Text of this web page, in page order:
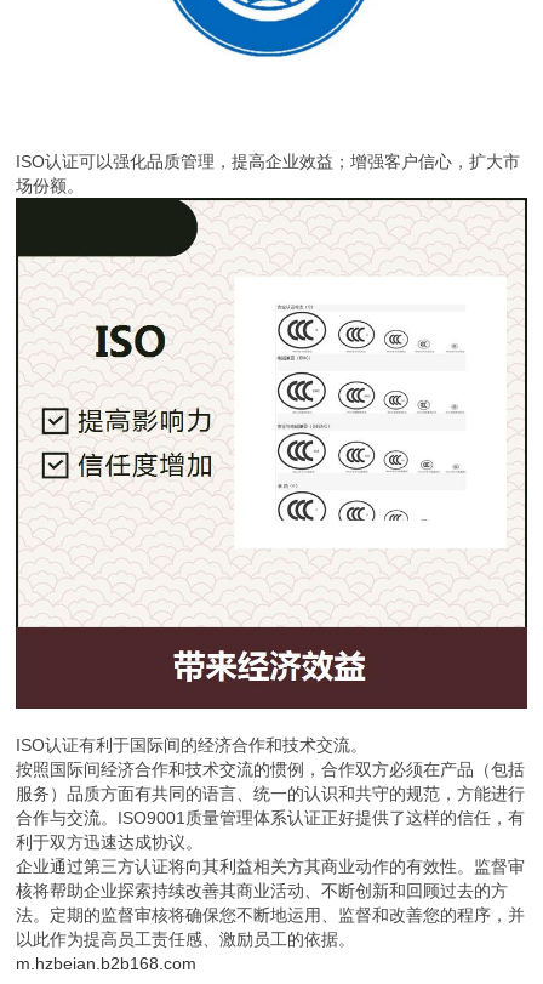
ISO认证可以强化品质管理，提高企业效益；增强客户信心，扩大市
场份额。
ISO认证有利于国际间的经济合作和技术交流。
按照国际间经济合作和技术交流的惯例，合作双方必须在产品（包括
服务）品质方面有共同的语言、统一的认识和共守的规范，方能进行
合作与交流。ISO9001质量管理体系认证正好提供了这样的信任，有
利于双方迅速达成协议。
企业通过第三方认证将向其利益相关方其商业动作的有效性。监督审
核将帮助企业探索持续改善其商业活动、不断创新和回顾过去的方
法。定期的监督审核将确保您不断地运用、监督和改善您的程序，并
以此作为提高员工责任感、激励员工的依据。
m.hzbeian.b2b168.com